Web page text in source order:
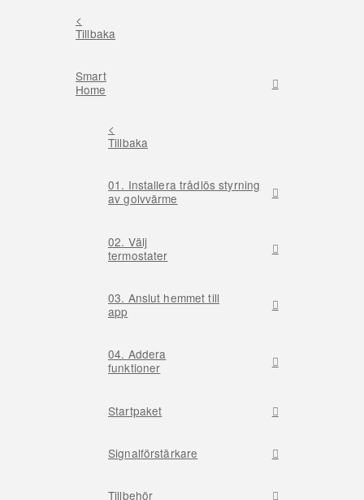
<
Tillbaka
Smart
Home
<
Tillbaka
01. Installera trådlös styrning
av golvvärme
02. Välj
termostater
03. Anslut hemmet till
app
04. Addera
funktioner
Startpaket
Signalförstärkare
Tillbehör